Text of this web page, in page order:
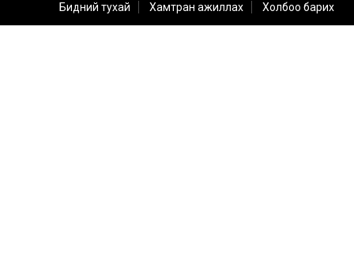
Бидний тухай
Хамтран ажиллах Холбоо барих